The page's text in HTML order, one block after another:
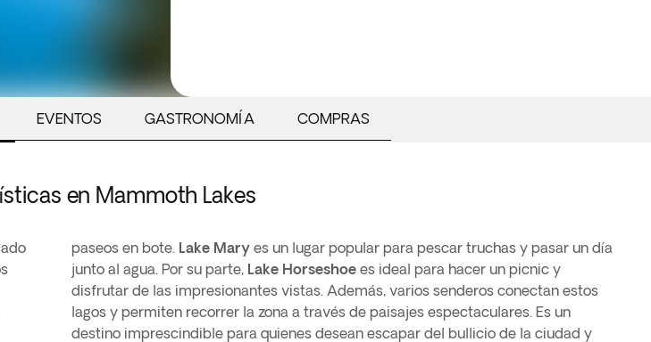
EVENTOS GASTRONOMÍA COMPRAS
en Mammoth Lakes
paseos en bote. Lake Mary es un lugar popular para pescar truchas y pasar un día
junto al agua. Por su parte, Lake Horseshoe es ideal para hacer un picnic y
disfrutar de las impresionantes vistas. Además, varios senderos conectan estos
lagos y permiten recorrer la zona a través de paisajes espectaculares. Es un
destino imprescindible para quienes desean escapar del bullicio de la ciudad y